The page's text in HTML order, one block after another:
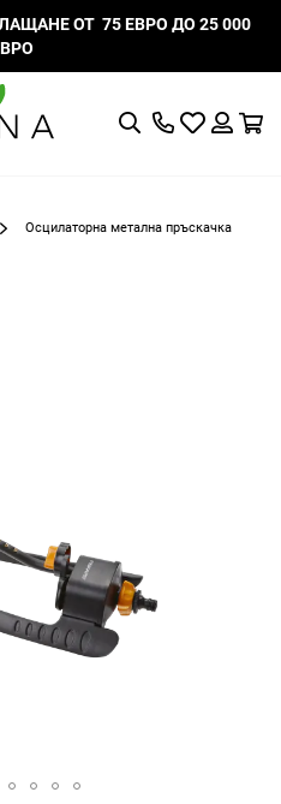
ОТ 75 ЕВРО ДО 25 000
ТърсенеМоят
Осцилаторна метална пръскачка